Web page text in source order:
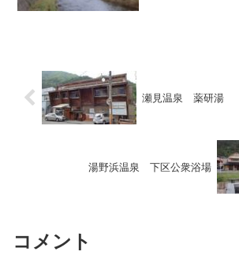
瀬見温泉 薬研湯
湯野浜温泉 下区公衆浴場
コメント